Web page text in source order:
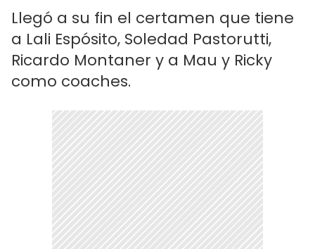
Llegó a su fin el certamen que tiene
a Lali Espósito, Soledad Pastorutti,
Ricardo Montaner y a Mau y Ricky
como coaches.